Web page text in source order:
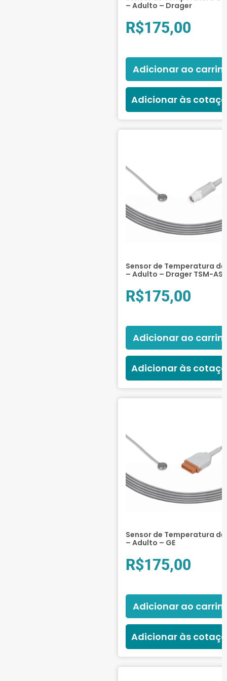
– Adulto – Drager
R$175,00
Adicionar ao
Adicionar às
Sensor de Temperatura de
– Adulto – Drager TSM-AS
R$175,00
Adicionar ao
Adicionar às
Sensor de Temperatura de
– Adulto – GE
R$175,00
Adicionar ao
Adicionar às